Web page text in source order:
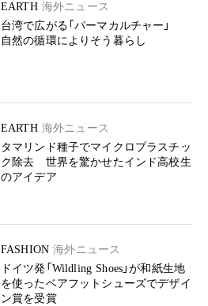
EARTH 海外ニュース
台湾で広がる「パーマカルチャー」
自然の循環によりそう暮らし
EARTH 海外ニュース
タマリンド種子でマイクロプラスチッ
ク除去 世界を驚かせたインド高校生
のアイデア
FASHION 海外ニュース
ドイツ発「Wildling Shoes」が和紙生地
を使ったベアフットシューズでデザイ
ン賞を受賞